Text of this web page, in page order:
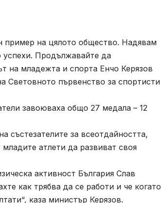
пример на цялото общество. Надявам
Продължавайте да
на младежта и спорта Енчо Керязов
Световното първенство за спортисти
завоюваха общо 27 медала – 12
състезателите за всеотдайността,
атлети да развиват своя
активност България Слав
как трябва да се работи и че когато
каза министър Керязов.